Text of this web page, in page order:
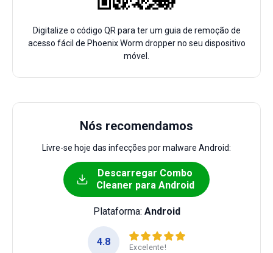
Digitalize o código QR para ter um guia de remoção de
acesso fácil de Phoenix Worm dropper no seu dispositivo
móvel.
Nós recomendamos
Livre-se hoje das infecções por malware Android:
Descarregar Combo
Cleaner para Android
Plataforma: Android
4.8
Excelente!